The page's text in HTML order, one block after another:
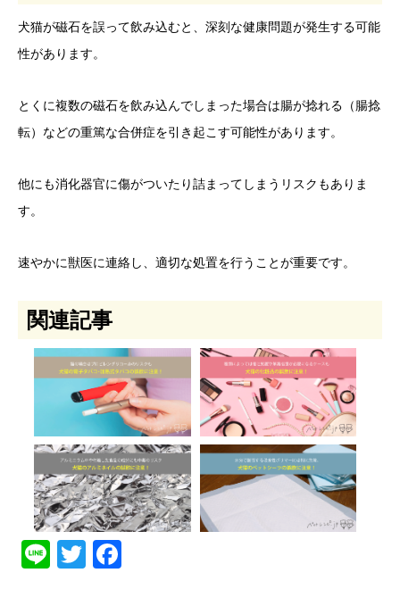
犬猫が磁石を誤って飲み込むと、深刻な健康問題が発生する可能
性があります。
とくに複数の磁石を飲み込んでしまった場合は腸が捻れる（腸捻
転）などの重篤な合併症を引き起こす可能性があります。
他にも消化器官に傷がついたり詰まってしまうリスクもありま
す。
速やかに獣医に連絡し、適切な処置を行うことが重要です。
関連記事
LineTwitter